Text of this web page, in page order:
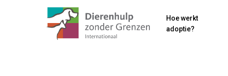
Hoe werkt
adoptie?